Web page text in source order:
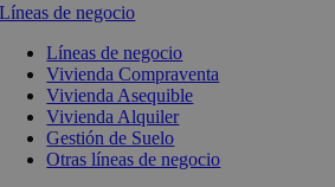
Líneas de negocio
Líneas de negocio
Vivienda Compraventa
Vivienda Asequible
Vivienda Alquiler
Gestión de Suelo
Otras líneas de negocio